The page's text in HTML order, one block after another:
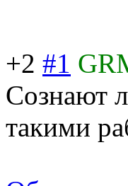
+2 #1
Сознают
такими